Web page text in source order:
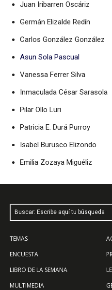
Juan Iribarren Oscáriz
Germán Elizalde Redín
Carlos González González
Asun Sola Pascual
Vanessa Ferrer Silva
Inmaculada César Sarasola
Pilar Ollo Luri
Patricia E. Durá Purroy
Isabel Burusco Elizondo
Emilia Zozaya Miguéliz
Buscar: Escribe aquí tu búsqueda
TEMAS
ENCUESTA
LIBRO DE LA SEMANA
MULTIMEDIA